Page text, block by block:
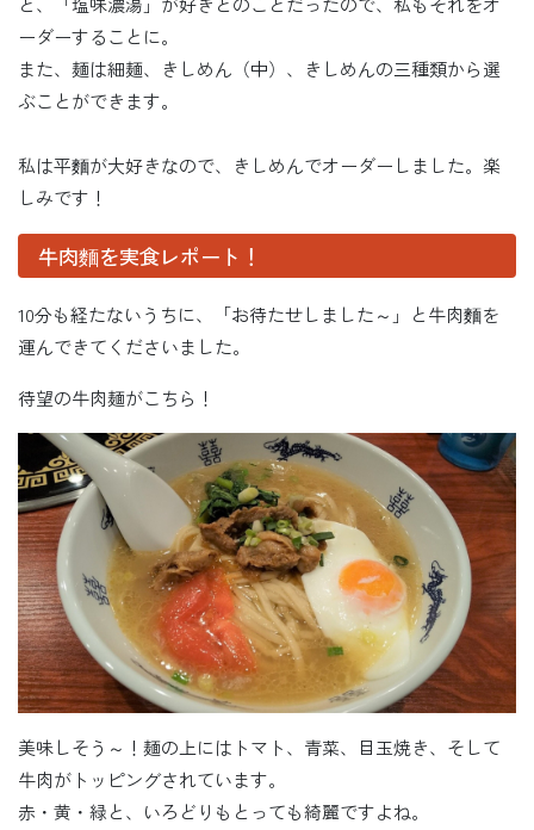
ーダーすることに。
また、麺は細麺、きしめん（中）、きしめんの三種類から選
ぶことができます。
私は平麵が大好きなので、きしめんでオーダーしました。楽
しみです！
牛肉麵を実食レポート！
10分も経たないうちに、「お待たせしました～」と牛肉麵を
運んできてくださいました。
待望の牛肉麺がこちら！
美味しそう～！麺の上にはトマト、青菜、目玉焼き、そして
牛肉がトッピングされています。
赤・黄・緑と、いろどりもとっても綺麗ですよね。